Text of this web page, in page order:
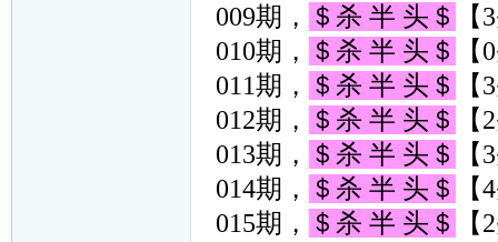
009期，
＄杀 半 头＄
010期，
＄杀 半 头＄
011期，
＄杀 半 头＄
012期，
＄杀 半 头＄
013期，
＄杀 半 头＄
014期，
＄杀 半 头＄
015期，
＄杀 半 头＄